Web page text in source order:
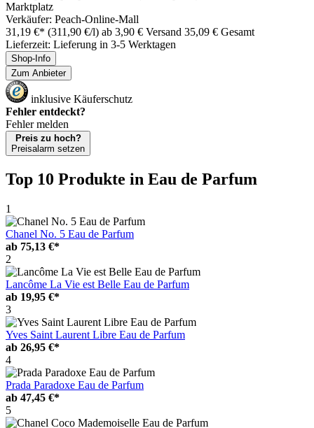
Marktplatz
Verkäufer: Peach-Online-Mall
31,19 €* (311,90 €/l) ab 3,90 € Versand 35,09 € Gesamt
Lieferzeit: Lieferung in 3-5 Werktagen
Shop-Info
Zum Anbieter
inklusive Käuferschutz
Fehler entdeckt?
Fehler melden
Preis zu hoch?
Preisalarm setzen
Top 10 Produkte in Eau de Parfum
1
Chanel No. 5 Eau de Parfum
ab 75,13 €*
2
Lancôme La Vie est Belle Eau de Parfum
ab 19,95 €*
3
Yves Saint Laurent Libre Eau de Parfum
ab 26,95 €*
4
Prada Paradoxe Eau de Parfum
ab 47,45 €*
5